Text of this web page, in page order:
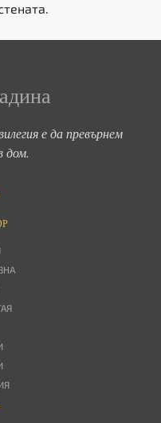
е да превърнем
дом.